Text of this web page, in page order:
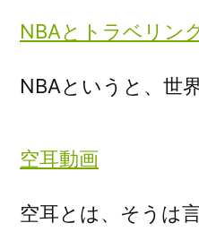
NBAとトラベリン
NBAというと、世
空耳動画
空耳とは、そうは